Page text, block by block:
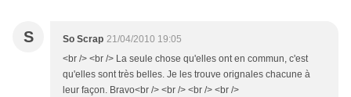
S So Scrap 21/04/2010 19:05
<br /> <br /> La seule chose qu'elles ont en commun, c'est
qu'elles sont très belles. Je les trouve orignales chacune à
leur façon. Bravo<br /> <br /> <br /> <br />